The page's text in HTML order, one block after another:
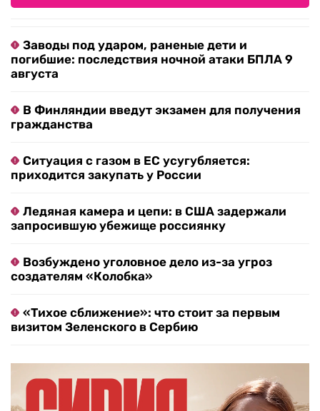
Заводы под ударом, раненые дети и
погибшие: последствия ночной атаки БПЛА 9
августа
В Финляндии введут экзамен для получения
гражданства
Ситуация с газом в ЕС усугубляется:
приходится закупать у России
Ледяная камера и цепи: в США задержали
запросившую убежище россиянку
Возбуждено уголовное дело из-за угроз
создателям «Колобка»
«Тихое сближение»: что стоит за первым
визитом Зеленского в Сербию